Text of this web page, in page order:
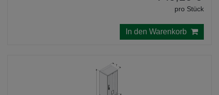
pro Stück
In den Warenkorb